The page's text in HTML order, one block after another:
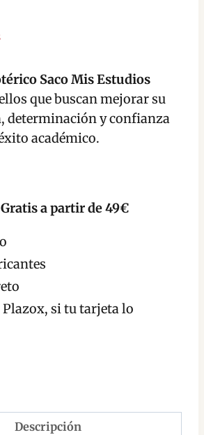
Saco Mis Estudios
que buscan mejorar su
determinación y confianza
académico.
a partir de 49€
si tu tarjeta lo
Descripción